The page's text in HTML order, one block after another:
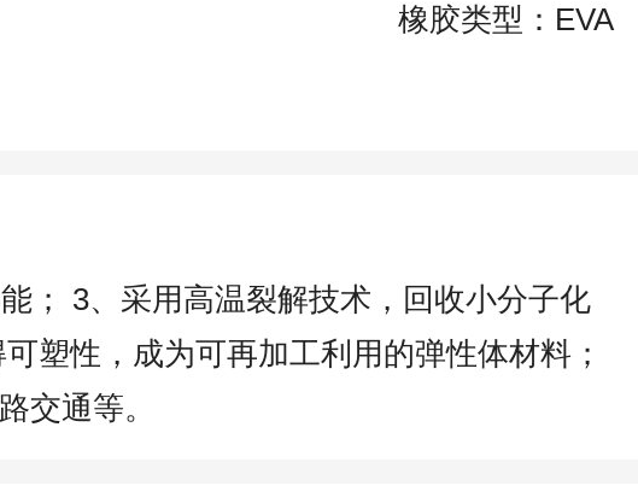
橡胶类型：EVA
； 3、采用高温裂解技术，回收小分子化
塑性，成为可再加工利用的弹性体材料；
交通等。